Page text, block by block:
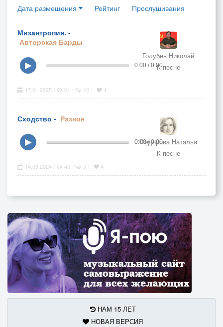
Дата размещения Рейтинг Прослушивания
Мизантропия. -
Авторская Барды
Голубев Николай
К песне
▶ 0:00 / 0:00
17.01.2025 61 10 4
Сходство - Разное
Фёдорова Наталья
К песне
▶ 0:00 / 0:00
14.06.2024 45 3 4
НАМ 15 ЛЕТ
НОВАЯ ВЕРСИЯ